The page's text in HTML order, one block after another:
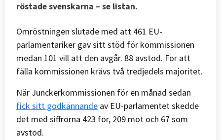
röstade svenskarna – se listan.
Omröstningen slutade med att 461 EU-
parlamentariker gav sitt stöd för kommissionen
medan 101 vill att den avgår. 88 avstod. För att
fälla kommissionen krävs två tredjedels majoritet.
När Junckerkommissionen för en månad sedan
fick sitt godkännande av EU-parlamentet skedde
det med siffrorna 423 för, 209 mot och 67 som
avstod.